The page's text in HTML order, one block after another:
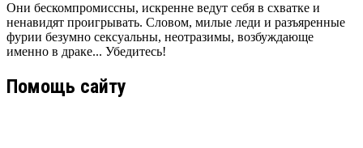
Они бескомпромиссны, искренне ведут себя в схватке и
ненавидят проигрывать. Словом, милые леди и разъяренные
фурии безумно сексуальны, неотразимы, возбуждающе
именно в драке... Убедитесь!
Помощь сайту